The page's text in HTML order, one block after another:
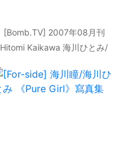
[Bomb.TV] 2007年08月刊
Hitomi Kaikawa 海川ひとみ/